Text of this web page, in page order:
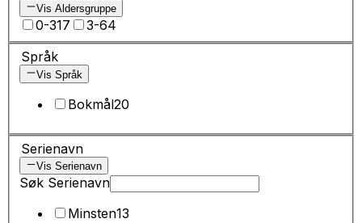
Vis Aldersgruppe
0-317 3-64
Språk
Vis Språk
Bokmål20
Serienavn
Vis Serienavn
Søk Serienavn
Minsten13